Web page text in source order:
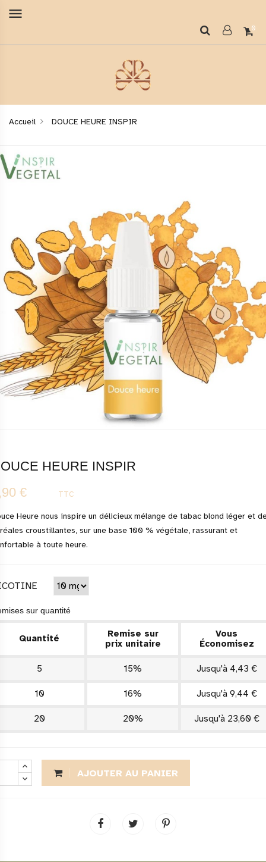
menu
0
Accueil DOUCE HEURE INSPIR
HEURE INSPIR
€
TTC
Heure nous inspire un délicieux mélange de tabac blond léger et
croustillantes, sur une base 100 % végétale, rassurant et
à toute heure.
sur quantité
Quantité
Remise sur
prix unitaire
Vous
Économisez
5 15% Jusqu'à 4,43 €
10 16% Jusqu'à 9,44 €
20 20% Jusqu'à 23,60 €
AJOUTER AU PANIER